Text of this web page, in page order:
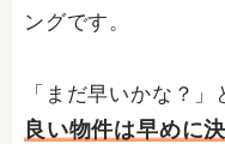
ングです。
「まだ早いかな？」
良い物件は早めに